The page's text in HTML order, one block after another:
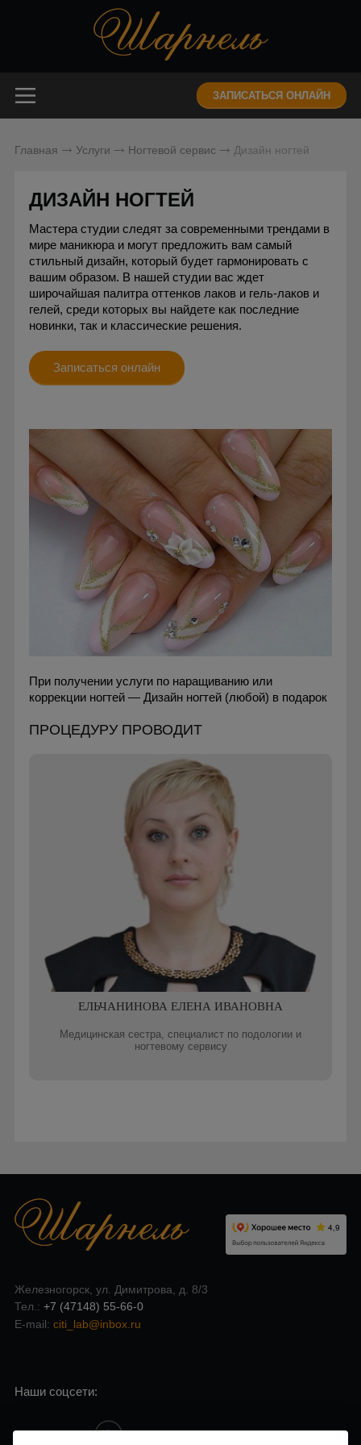
ЗАПИСАТЬСЯ ОНЛАЙН
Главная Услуги Ногтевой сервис Дизайн ногтей
ДИЗАЙН НОГТЕЙ
Мастера студии следят за современными трендами в
мире маникюра и могут предложить вам самый
стильный дизайн, который будет гармонировать с
вашим образом. В нашей студии вас ждет
широчайшая палитра оттенков лаков и гель-лаков и
гелей, среди которых вы найдете как последние
новинки, так и классические решения.
Записаться онлайн
При получении услуги по наращиванию или
коррекции ногтей — Дизайн ногтей (любой) в подарок
ПРОЦЕДУРУ ПРОВОДИТ
ЕЛЬЧАНИНОВА ЕЛЕНА ИВАНОВНА
Медицинская сестра, специалист по подологии и
ногтевому сервису
Железногорск, ул. Димитрова, д. 8/3
Тел.: +7 (47148) 55-66-0
E-mail: citi_lab@inbox.ru
Наши соцсети: